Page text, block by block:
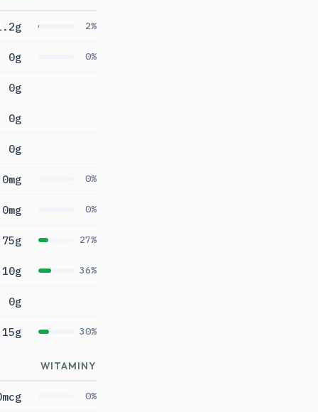
2%
0g 0%
0g
0g
0g
0mg 0%
0mg 0%
75g 27%
10g 36%
0g
15g 30%
WITAMINY
0%